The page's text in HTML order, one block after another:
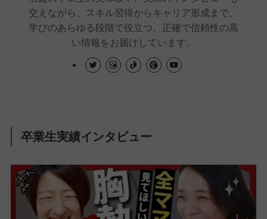
交えながら、スキル習得からキャリア形成まで、
学びのあらゆる段階で役立つ、正確で信頼性の高
い情報をお届けしています。
卒業生実績インタビュー